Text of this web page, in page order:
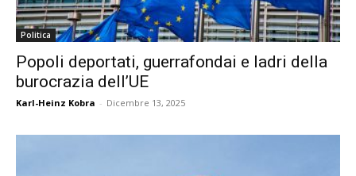
Politica
Popoli deportati, guerrafondai e ladri della
burocrazia dell’UE
Karl-Heinz Kobra - Dicembre 13, 2025